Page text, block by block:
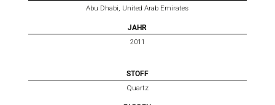
Abu Dhabi, United Arab Emirates
JAHR
2011
STOFF
Quartz